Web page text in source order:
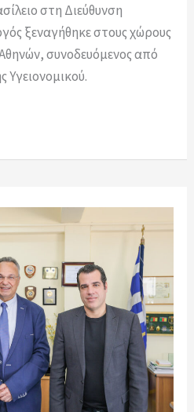
στη Διεύθυνση
ξεναγήθηκε στους χώρους
συνοδευόμενος από
Υγειονομικού.